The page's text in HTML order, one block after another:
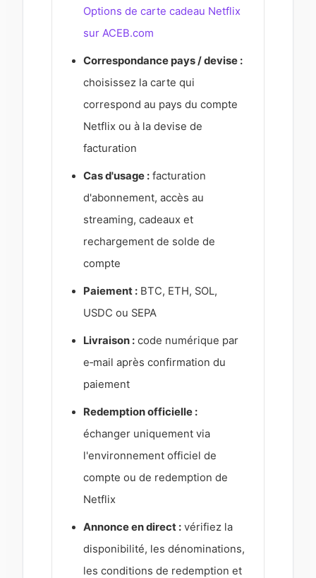
Options de carte cadeau Netflix
sur ACEB.com
Correspondance pays / devise :
choisissez la carte qui
correspond au pays du compte
Netflix ou à la devise de
facturation
Cas d'usage : facturation
d'abonnement, accès au
streaming, cadeaux et
rechargement de solde de
compte
Paiement : BTC, ETH, SOL,
USDC ou SEPA
Livraison : code numérique par
e‑mail après confirmation du
paiement
Redemption officielle :
échanger uniquement via
l'environnement officiel de
compte ou de redemption de
Netflix
Annonce en direct : vérifiez la
disponibilité, les dénominations,
les conditions de redemption et